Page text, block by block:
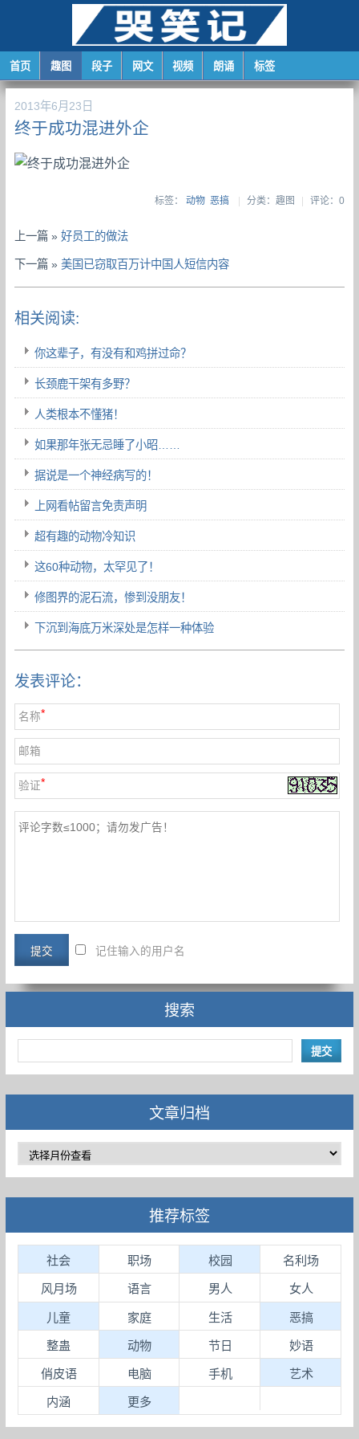
首页 趣图 段子 网文 视频 朗诵 标签
2013年6月23日
终于成功混进外企
标签： 动物 恶搞 | 分类：趣图 | 评论：0
上一篇 »好员工的做法
下一篇 »美国已窃取百万计中国人短信内容
相关阅读:
你这辈子，有没有和鸡拼过命？
长颈鹿干架有多野？
人类根本不懂猪！
如果那年张无忌睡了小昭……
据说是一个神经病写的！
上网看帖留言免责声明
超有趣的动物冷知识
这60种动物，太罕见了！
修图界的泥石流，惨到没朋友！
下沉到海底万米深处是怎样一种体验
发表评论：
名称*
邮箱
验证*
记住输入的用户名
搜索
文章归档
推荐标签
社会 职场 校园 名利场
风月场 语言 男人 女人
儿童 家庭 生活 恶搞
整蛊 动物 节日 妙语
俏皮语 电脑 手机 艺术
内涵 更多